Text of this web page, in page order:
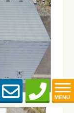
MENU